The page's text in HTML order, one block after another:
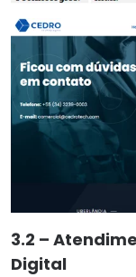
3.2 –
Digital